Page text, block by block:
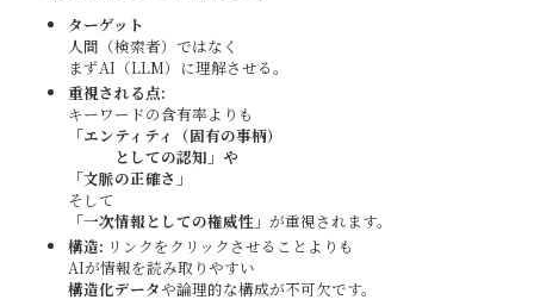
ターゲット
人間（検索者）ではなく
まずAI（LLM）に理解させる。
重視される点:
キーワードの含有率よりも
「エンティティ（固有の事柄）
としての認知」や
「文脈の正確さ」
そして
「一次情報としての権威性」 が重視されます。
構造: リンクをクリックさせることよりも
AIが情報を読み取りやすい
構造化データや論理的な構成が不可欠です。